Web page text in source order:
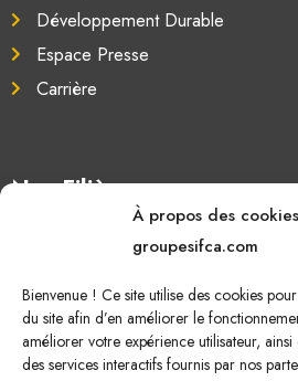
À propos des
groupesifca.com
Bienvenue ! Ce site utilise des cookies
du site afin d’en améliorer le
améliorer votre expérience utilisateur,
des services interactifs fournis par nos
Développement Durable
Espace Presse
Carrière
Nos Filières
Sucre de canne
Energie Renouvelable